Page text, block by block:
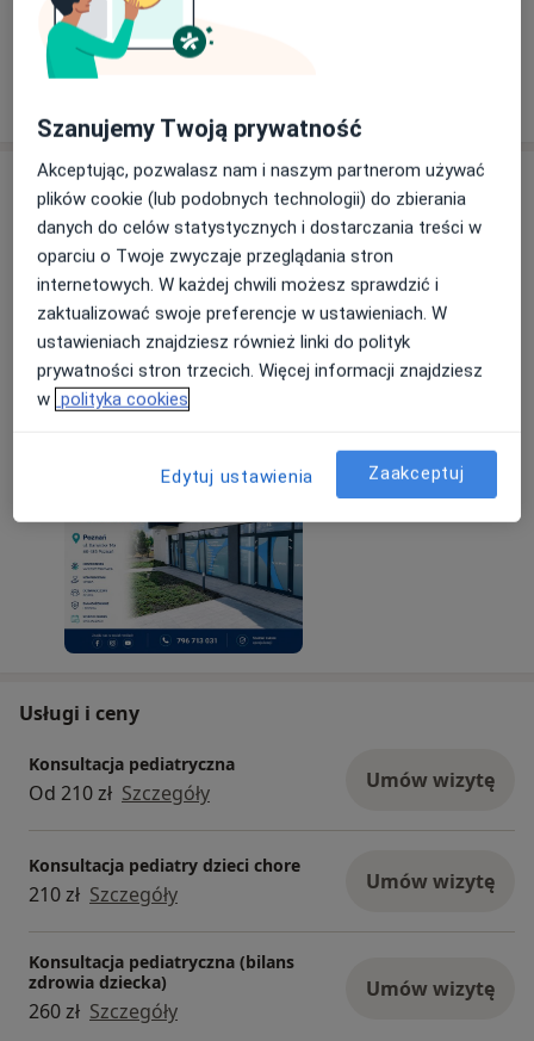
Zobacz galerię (4)
Aktualności
lek. Monika Lasak-Grzegorska
Barwicka 14a, 60-192 Poznań
Podczas wizyty zajmuję się diagnostyką i
leczeniem chorób wieku dziecięcego – zarówno w
ostrych infekcjach, jak i w problemach
przewlekłych czy kontrolach zdrowia dziecka.
Zależy mi na spokojnym podejściu, dokładnym
dalszego postępowania z rodzicem.
Dużym wsparciem w diagnostyce jest możliwość
wykonania USG płuc bezpośrednio podczas
wizyty. Badanie jest bezpieczne, bezbolesne i
pozwala szybko ocenić stan układu
oddechowego, co ma szczególne znaczenie przy
kaszlu, duszności czy podejrzeniu zapalenia płuc.
Dzięki temu w wielu przypadkach możemy od
odpowiednie leczenie, bez konieczności
Zapraszam na wizytę.
15/04/2026
Usługi i ceny
Konsultacja pediatryczna
Od 210 zł Szczegóły Umów wizytę
Konsultacja pediatry dzieci chore
210 zł Szczegóły Umów wizytę
Konsultacja pediatryczna (bilans
zdrowia dziecka)
260 zł Szczegóły
Umów wizytę
Szanujemy Twoją prywatność
Akceptując, pozwalasz nam i naszym partnerom używać
plików cookie (lub podobnych technologii) do zbierania
danych do celów statystycznych i dostarczania treści w
oparciu o Twoje zwyczaje przeglądania stron
internetowych. W każdej chwili możesz sprawdzić i
zaktualizować swoje preferencje w ustawieniach. W
ustawieniach znajdziesz również linki do polityk
prywatności stron trzecich. Więcej informacji znajdziesz
w polityka cookies
Edytuj ustawienia Zaakceptuj